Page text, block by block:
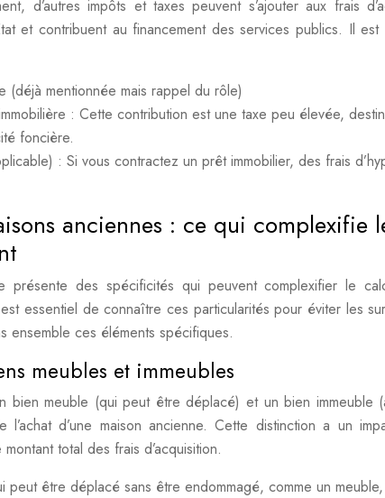
d’autres impôts et taxes peuvent s’ajouter aux frais
et contribuent au financement des services publics. Il est
(déjà mentionnée mais rappel du rôle)
: Cette contribution est une taxe peu élevée,
foncière.
: Si vous contractez un prêt immobilier, des frais
anciennes : ce qui complexifie
présente des spécificités qui peuvent complexifier le
essentiel de connaître ces particularités pour éviter les
ces éléments spécifiques.
meubles et immeubles
bien meuble (qui peut être déplacé) et un bien immeuble
l’achat d’une maison ancienne. Cette distinction a un
total des frais d’acquisition.
peut être déplacé sans être endommagé, comme un